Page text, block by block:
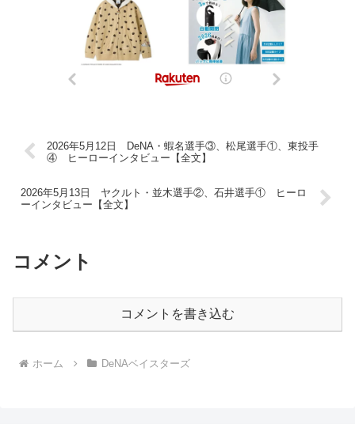
2026年5月12日 DeNA・蝦名選手③、松尾選手①、東投手
④ ヒーローインタビュー【全文】
2026年5月13日 ヤクルト・並木選手②、石井選手① ヒーロ
ーインタビュー【全文】
コメント
コメントを書き込む
ホーム DeNAベイスターズ